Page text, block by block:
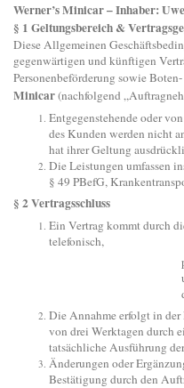
Werner’s Minicar – Inhaber:
§ 1 Geltungsbereich &
Diese Allgemeinen
gegenwärtigen und künftigen
Personenbeförderung sowie
Minicar(nachfolgend
Entgegenstehende oder
des Kunden werden nicht
hat ihrer Geltung
Die Leistungen umfassen
§ 49 PBefG,
§ 2 Vertragsschluss
Ein Vertrag kommt durch
telefonisch,
Die Annahme erfolgt in der
von drei Werktagen durch
tatsächliche Ausführung
Änderungen oder
Bestätigung durch den